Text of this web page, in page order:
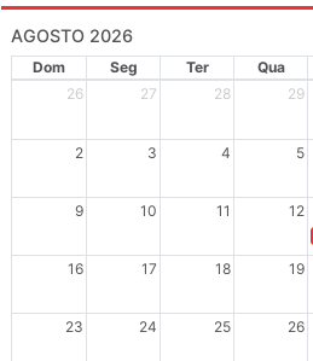
AGOSTO 2026
Dom Seg Ter Qua
26
27 28 29
2 3 4 5
9 10 11 12
16 17 18 19
23 24 25 26